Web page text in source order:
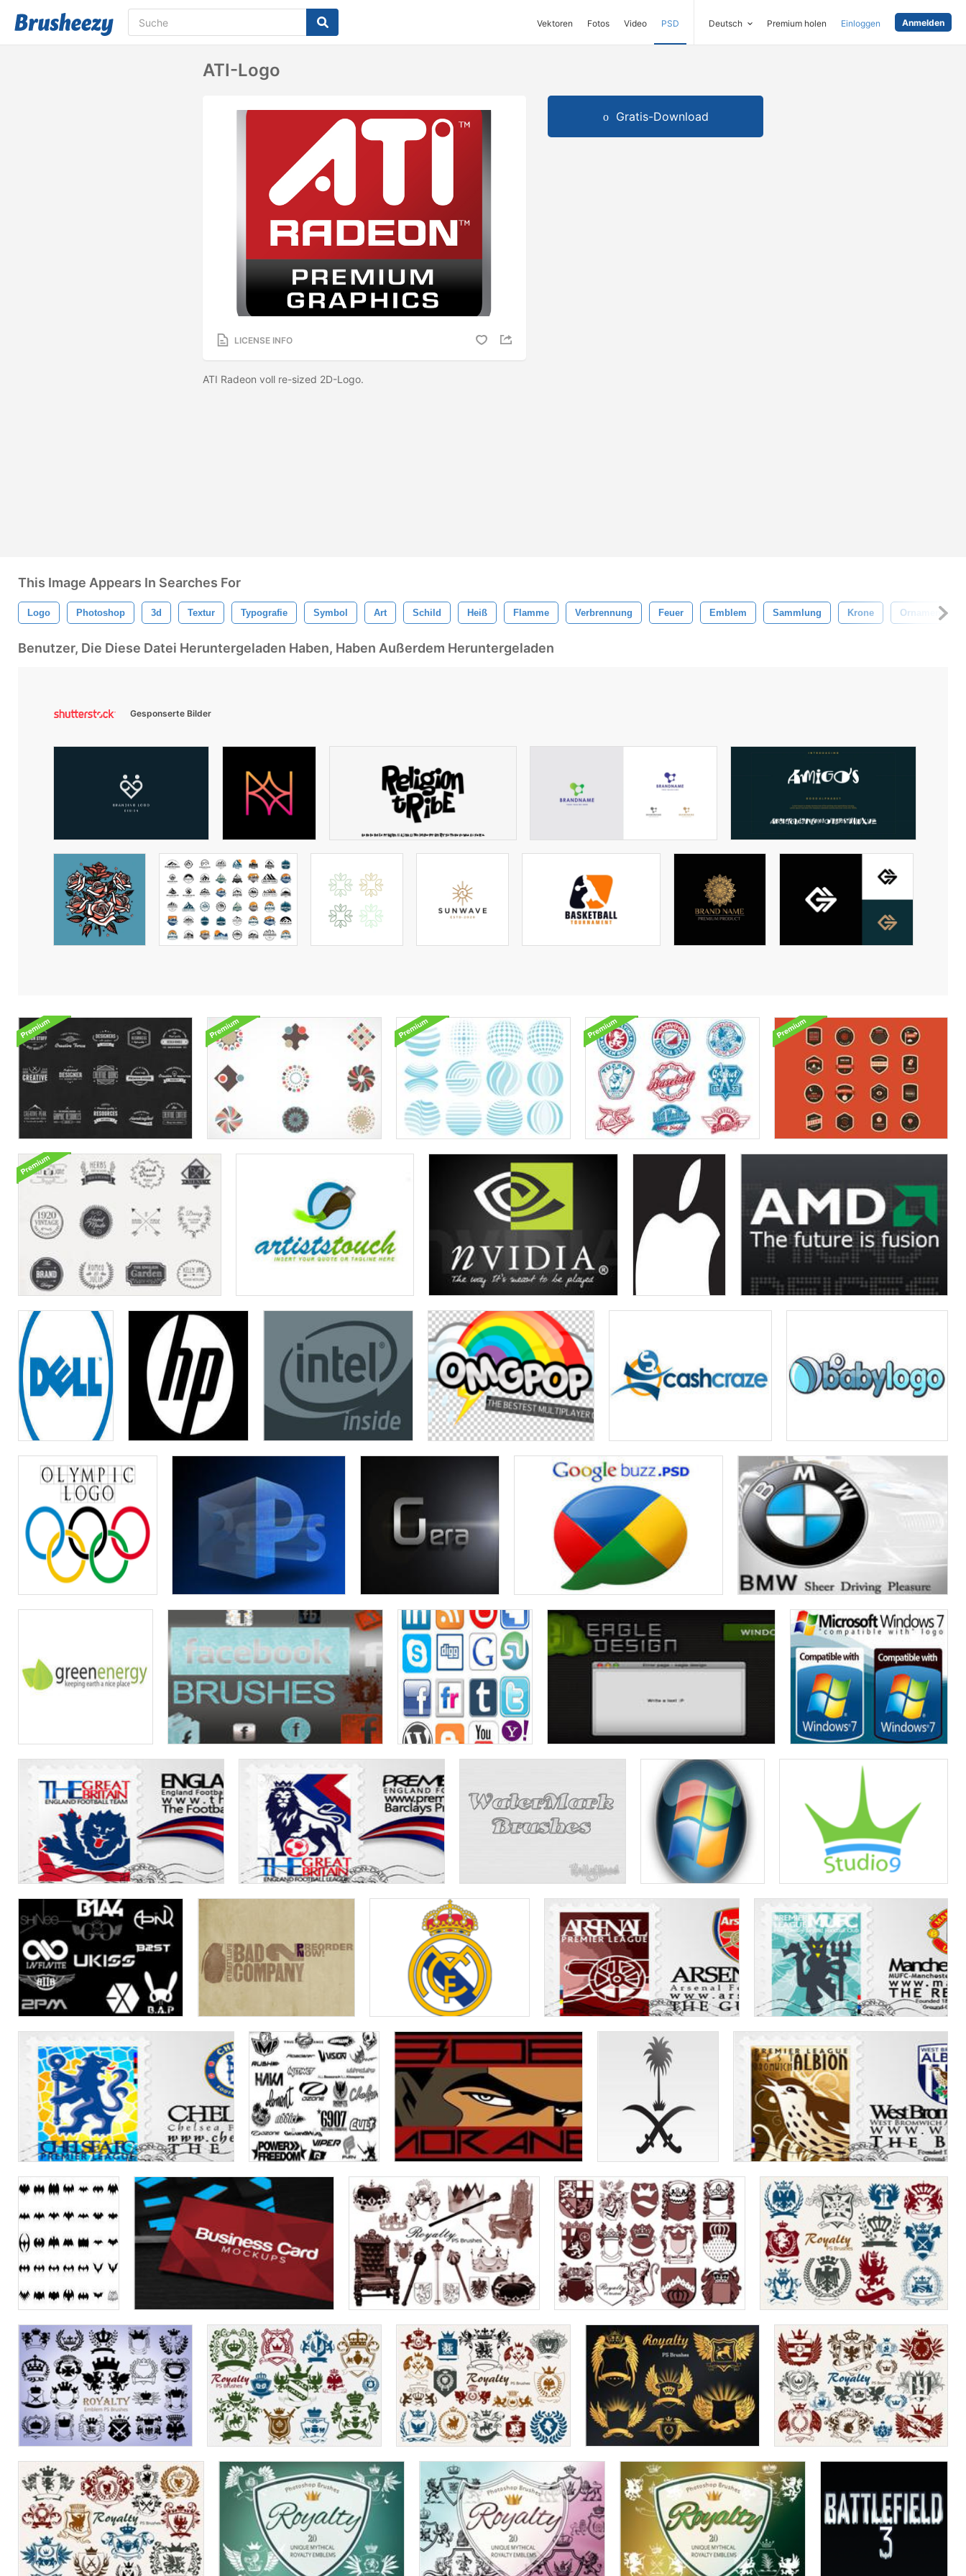
Vektoren Fotos Video PSD Deutsch Premium holen Einloggen Anmelden
ATI-Logo
LICENSE INFO
ATI Radeon voll re-sized 2D-Logo.
Gratis-Download
This Image Appears In Searches For
Logo Photoshop 3d Textur Typografie Symbol Art Schild Heiß Flamme Verbrennung Feuer Emblem Sammlung Krone Ornament
Benutzer, Die Diese Datei Heruntergeladen Haben, Haben Außerdem Heruntergeladen
Gesponserte Bilder